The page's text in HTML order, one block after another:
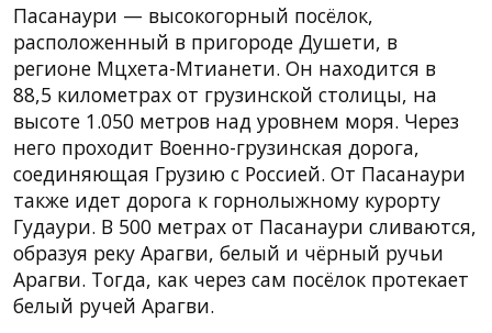
Пасанаури — высокогорный посёлок,
расположенный в пригороде Душети, в
регионе Мцхета-Мтианети. Он находится в
88,5 километрах от грузинской столицы, на
высоте 1.050 метров над уровнем моря. Через
него проходит Военно-грузинская дорога,
соединяющая Грузию с Россией. От Пасанаури
также идет дорога к горнолыжному курорту
Гудаури. В 500 метрах от Пасанаури сливаются,
образуя реку Арагви, белый и чёрный ручьи
Арагви. Тогда, как через сам посёлок протекает
белый ручей Арагви.